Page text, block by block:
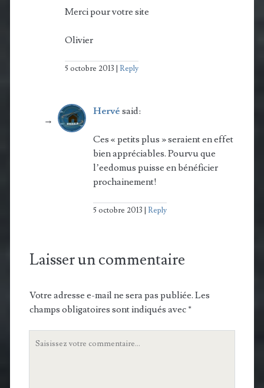
Merci pour votre site
Olivier
5 octobre 2013 Reply
Hervé said:
Ces « petits plus » seraient en effet
bien appréciables. Pourvu que
l’eedomus puisse en bénéficier
prochainement!
5 octobre 2013 Reply
Laisser un commentaire
Votre adresse e-mail ne sera pas publiée. Les
champs obligatoires sont indiqués avec*